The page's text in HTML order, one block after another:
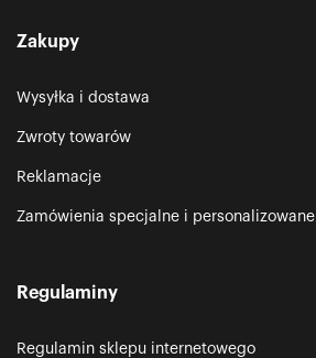
Zakupy
Wysyłka i dostawa
Zwroty towarów
Reklamacje
Zamówienia specjalne i personalizowane
Regulaminy
Regulamin sklepu internetowego